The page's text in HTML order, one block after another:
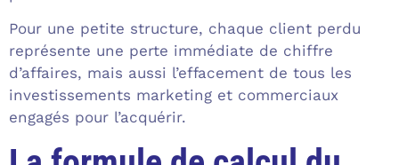
Pour une petite structure, chaque client perdu
représente une perte immédiate de chiffre
d’affaires, mais aussi l’effacement de tous les
investissements marketing et commerciaux
engagés pour l’acquérir.